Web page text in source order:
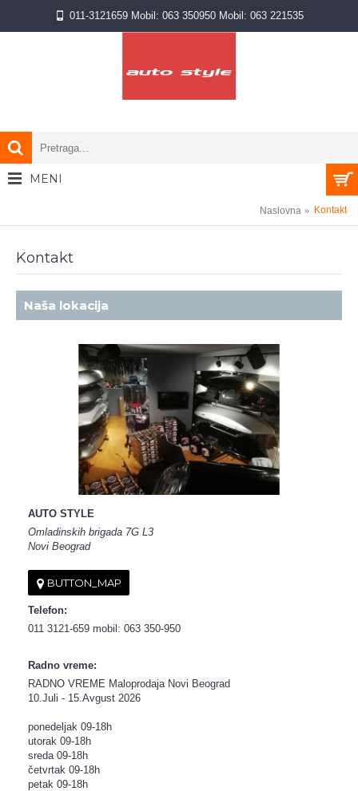
011-3121659 Mobil: 063 350950 Mobil: 063 221535
MENI
Naslovna Kontakt
Kontakt
Naša lokacija
AUTO STYLE
Omladinskih brigada 7G L3
Novi Beograd
BUTTON_MAP
Telefon:
011 3121-659 mobil: 063 350-950
Radno vreme:
RADNO VREME Maloprodaja Novi Beograd
10.Juli - 15.Avgust 2026
ponedeljak 09-18h
utorak 09-18h
sreda 09-18h
četvrtak 09-18h
petak 09-18h